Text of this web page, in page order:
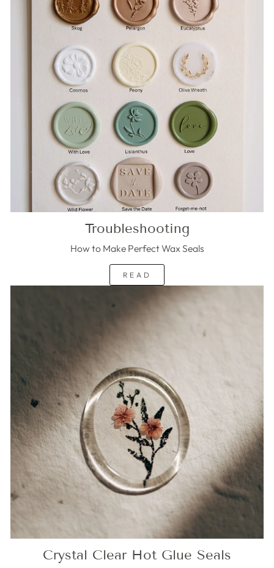
Troubleshooting
How to Make Perfect Wax Seals
READ
Crystal Clear Hot Glue Seals